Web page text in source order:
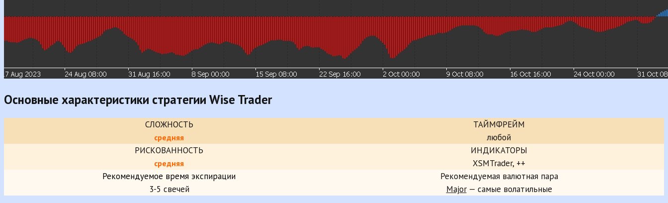
Основные характеристики стратегии Wise Trader
СЛОЖНОСТЬ ТАЙМФРЕЙМ
средняя
любой
РИСКОВАННОСТЬ
ИНДИКАТОРЫ
средняя
XSMTrader, ++
Рекомендуемое время экспирации
Рекомендуемая валютная пара
3-5 свечей
Major— самые волатильные